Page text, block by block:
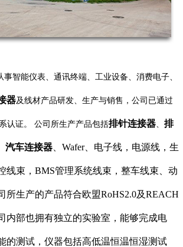
事智能仪表、通讯终端、工业设备、消费电子、
器及线材产品研发、生产与销售，公司已通过
认证。 公司所生产产品包括排针连接器 排
汽车连接器 、Wafer、电子线，电源线，生
线束，BMS管理系统线束，整车线束、动
所生产的产品符合欧盟RoHS2.0及REACH
内部也拥有独立的实验室，能够完成电
的测试，仪器包括高低温恒温恒湿测试